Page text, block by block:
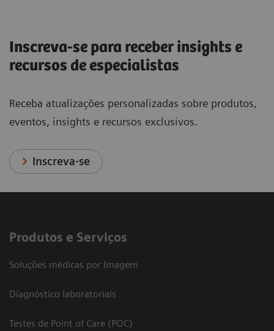
Inscreva-se para receber insights e
recursos de especialistas
Receba atualizações personalizadas sobre produtos,
eventos, insights e recursos exclusivos.
Inscreva-se
Produtos e Serviços
Soluções médicas por Imagem
Diagnóstico laboratoriais
Testes de Point of Care (POC)